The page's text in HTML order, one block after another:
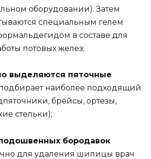
оборудовании). Затем
специальным гелем
в составе для
потовых желез;
выделяются пяточные
наиболее подходящий
брейсы, ортезы,
стельки);
бородавок
для удаления шипицы врач